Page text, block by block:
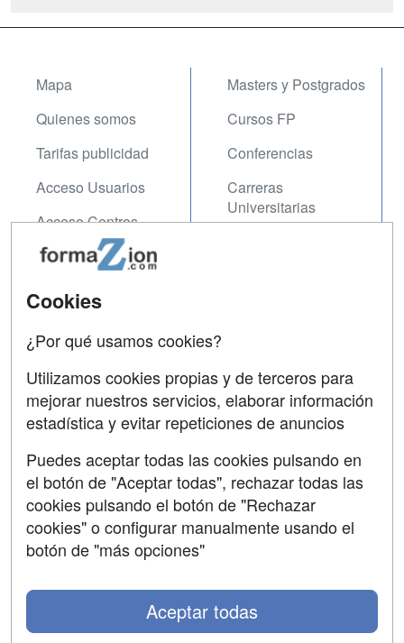
Mapa
Quienes somos
Tarifas publicidad
Acceso Usuarios
Acceso Centros
Masters y Postgrados
Cursos FP
Conferencias
Carreras
Universitarias
Contactar
Copyleft
Grupo formazion:
Cookies
¿Por qué usamos cookies?
Utilizamos cookies propias y de terceros para
mejorar nuestros servicios, elaborar información
estadística y evitar repeticiones de anuncios
Puedes aceptar todas las cookies pulsando en
el botón de "Aceptar todas", rechazar todas las
cookies pulsando el botón de "Rechazar
cookies" o configurar manualmente usando el
botón de "más opciones"
Aceptar todas